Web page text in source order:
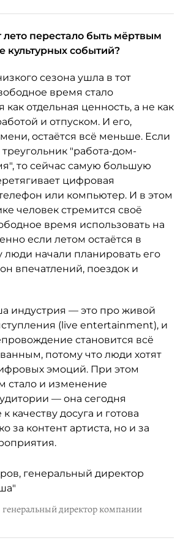
перестало быть мёртвым
культурных событий?
сезона ушла в тот
время стало
отдельная ценность, а не как
и отпуском. И его,
остаётся всё меньше. Если
"работа-дом-
то сейчас самую большую
цифровая
или компьютер. И в этом
человек стремится своё
время использовать на
если летом остаётся в
люди начали планировать его
впечатлений, поездок и
индустрия — это про живой
(live entertainment), и
становится всё
потому что люди хотят
эмоций. При этом
стало и изменение
— она сегодня
качеству досуга и готова
за контент артиста, но и за
директор компании